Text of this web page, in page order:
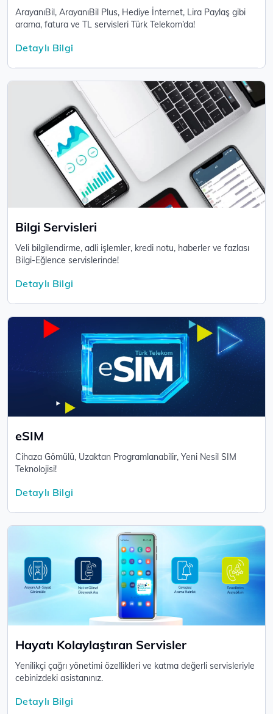
ArayanıBil, ArayanıBil Plus, Hediye İnternet, Lira Paylaş gibi
arama, fatura ve TL servisleri Türk Telekom’da!
Detaylı Bilgi
Bilgi Servisleri
Veli bilgilendirme, adli işlemler, kredi notu, haberler ve fazlası
Bilgi-Eğlence servislerinde!
Detaylı Bilgi
eSIM
Cihaza Gömülü, Uzaktan Programlanabilir, Yeni Nesil SIM
Teknolojisi!
Detaylı Bilgi
Hayatı Kolaylaştıran Servisler
Yenilikçi çağrı yönetimi özellikleri ve katma değerli servisleriyle
cebinizdeki asistanınız.
Detaylı Bilgi